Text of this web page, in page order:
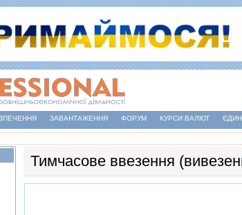
ЗАВАНТАЖЕННЯ ФОРУМ КУРСИ ВАЛЮТ
Тимчасове ввезення